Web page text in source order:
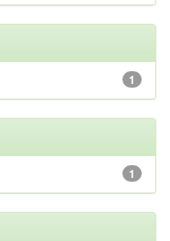
1
1